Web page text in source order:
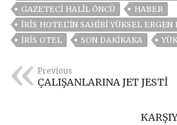
GAZETECI HALIL ÖNCÜ
HABER
İRIS HOTEL’IN SAHIBI YÜKSEL ERGEN
IRIS OTEL
SON DAKIKAKA
Previous
ÇALIŞANLARINA JET JESTİ